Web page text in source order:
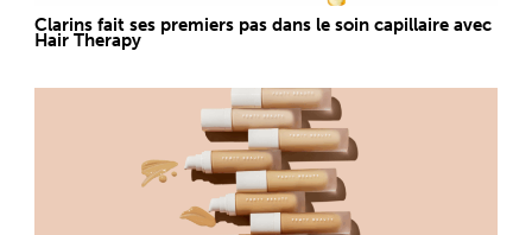
Clarins fait ses premiers pas dans le soin capillaire avec
Hair Therapy